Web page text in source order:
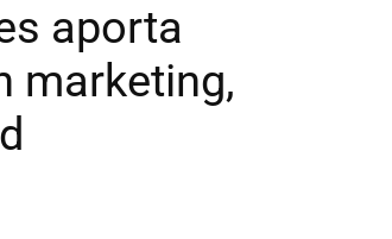
aporta
marketing,